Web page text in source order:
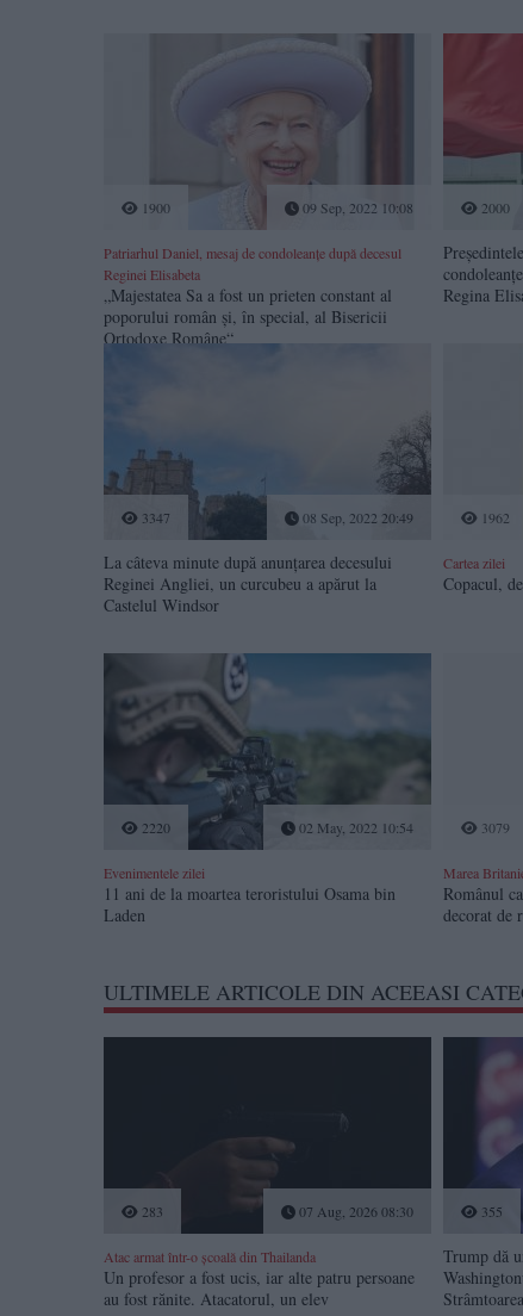
1900 09 Sep, 2022 10:08
Patriarhul Daniel, mesaj de condoleanțe după decesul
Reginei Elisabeta
„Majestatea Sa a fost un prieten constant al
poporului român și, în special, al Bisericii
Ortodoxe Române“
2000
Regina
3347 08 Sep, 2022 20:49
La câteva minute după anunțarea decesului
Reginei Angliei, un curcubeu a apărut la
Castelul Windsor
1962
Cartea zilei
Copacul,
2220 02 May, 2022 10:54
Evenimentele zilei
11 ani de la moartea teroristului Osama bin
Laden
3079
Marea
Românul
decorat de
ULTIMELE ARTICOLE DIN ACEEASI
283 07 Aug, 2026 08:30
Atac armat într-o școală din Thailanda
Un profesor a fost ucis, iar alte patru persoane
au fost rănite. Atacatorul, un elev
355
Trump dă